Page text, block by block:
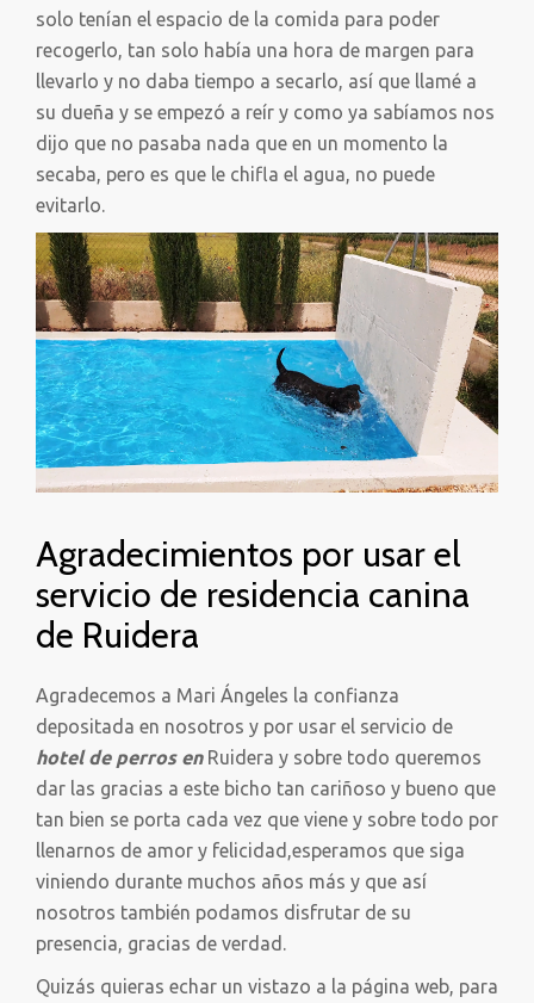
solo tenían el espacio de la comida para poder
recogerlo, tan solo había una hora de margen para
llevarlo y no daba tiempo a secarlo, así que llamé a
su dueña y se empezó a reír y como ya sabíamos nos
dijo que no pasaba nada que en un momento la
secaba, pero es que le chifla el agua, no puede
evitarlo.
Agradecimientos por usar el
servicio de residencia canina
de Ruidera
Agradecemos a Mari Ángeles la confianza
depositada en nosotros y por usar el servicio de
hotel de perros en Ruidera y sobre todo queremos
dar las gracias a este bicho tan cariñoso y bueno que
tan bien se porta cada vez que viene y sobre todo por
llenarnos de amor y felicidad,esperamos que siga
viniendo durante muchos años más y que así
nosotros también podamos disfrutar de su
presencia, gracias de verdad.
Quizás quieras echar un vistazo a la página web, para